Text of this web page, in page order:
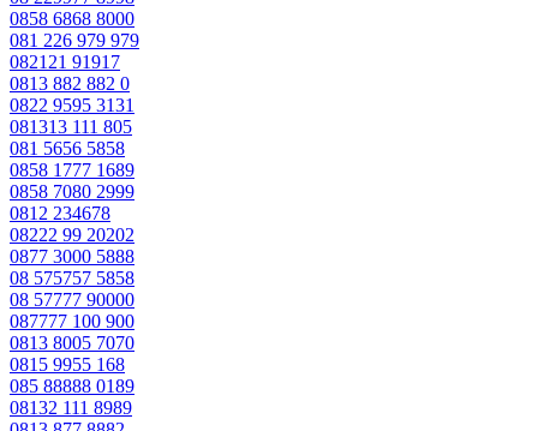
0858 6868 8000
081 226 979 979
082121 91917
0813 882 882 0
0822 9595 3131
081313 111 805
081 5656 5858
0858 1777 1689
0858 7080 2999
0812 234678
08222 99 20202
0877 3000 5888
08 575757 5858
08 57777 90000
087777 100 900
0813 8005 7070
0815 9955 168
085 88888 0189
08132 111 8989